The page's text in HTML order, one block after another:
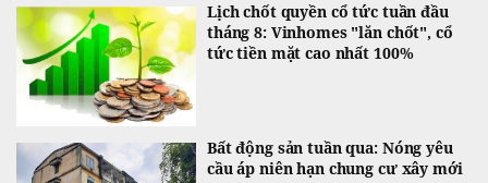
Lịch chốt quyền cổ tức tuần đầu
tháng 8: Vinhomes "lăn chốt", cổ
tức tiền mặt cao nhất 100%
Bất động sản tuần qua: Nóng yêu
cầu áp niên hạn chung cư xây mới